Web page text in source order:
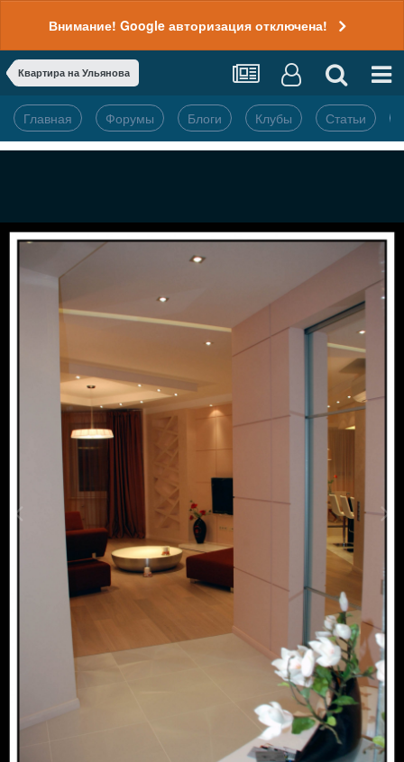
Внимание! Google авторизация отключена!
Квартира на Ульянова
Главная Форумы Блоги Клубы Статьи